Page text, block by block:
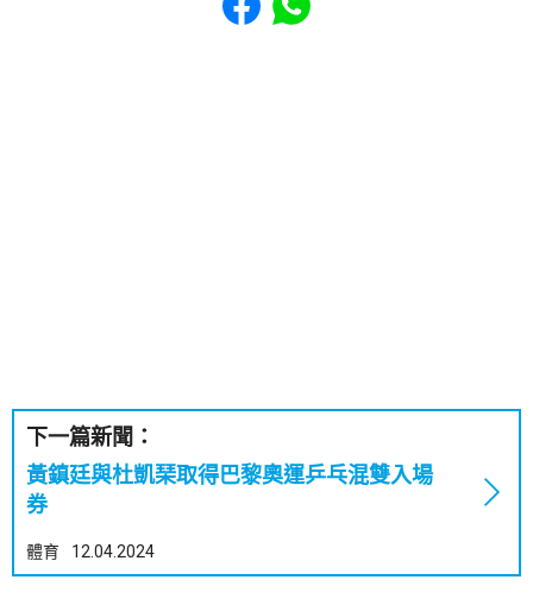
下一篇新聞：
黃鎮廷與杜凱琹取得巴黎奧運乒乓混雙入場
券
體育 12.04.2024